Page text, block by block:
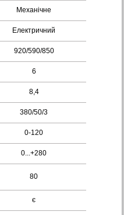
Механічне
Електричний
920/590/850
6
8,4
380/50/3
0-120
0...+280
80
є